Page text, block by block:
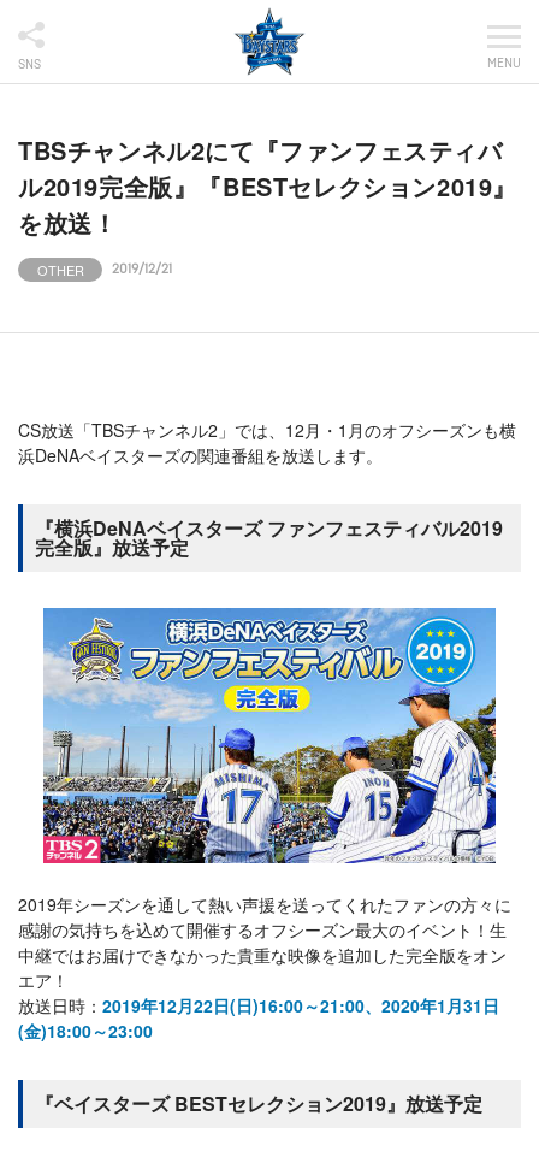
SNS MENU
TBSチャンネル2にて『ファンフェスティバ
ル2019完全版』『BESTセレクション2019』
を放送！
OTHER 2019/12/21
CS放送「TBSチャンネル2」では、12月・1月のオフシーズンも横
浜DeNAベイスターズの関連番組を放送します。
『横浜DeNAベイスターズ ファンフェスティバル2019
完全版』放送予定
2019年シーズンを通して熱い声援を送ってくれたファンの方々に
感謝の気持ちを込めて開催するオフシーズン最大のイベント！生
中継ではお届けできなかった貴重な映像を追加した完全版をオン
エア！
放送日時： 2019年12月22日(日)16:00～21:00、2020年1月31日
(金)18:00～23:00
『ベイスターズ BESTセレクション2019』放送予定